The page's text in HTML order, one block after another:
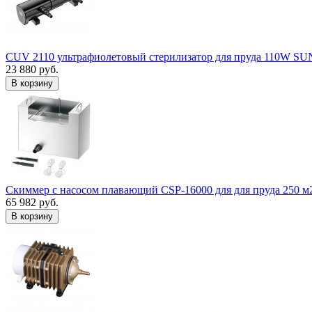
CUV 2110 ультрафиолетовый стерилизатор для пруда 110W
23 880 руб.
В корзину
Скиммер с насосом плавающий CSP-16000 для для пруда 250
65 982 руб.
В корзину